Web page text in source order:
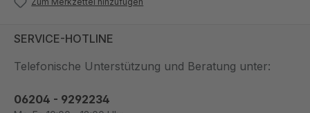
SERVICE-HOTLINE
Telefonische Unterstützung und Beratung unter:
06204 - 9292234